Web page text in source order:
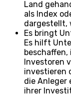
Land
als Index
dargestellt,
Es bringt
Es hilft
beschaffen,
Investoren
investieren
die Anleger
ihrer